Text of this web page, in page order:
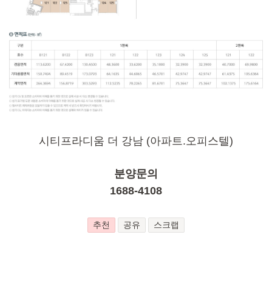
시티프라디움 더 강남 (아파트.오피스텔)
분양문의
1688-4108
추천 공유 스크랩